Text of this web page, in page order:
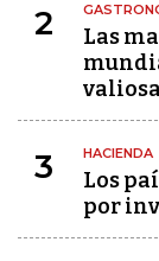
2
Las
3 HACIENDA
Los
por